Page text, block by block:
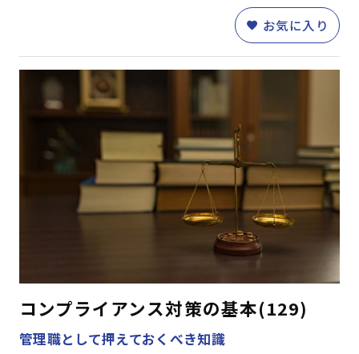
お気に入り
コンプライアンス対策の基本(129)
管理職として押えておくべき知識